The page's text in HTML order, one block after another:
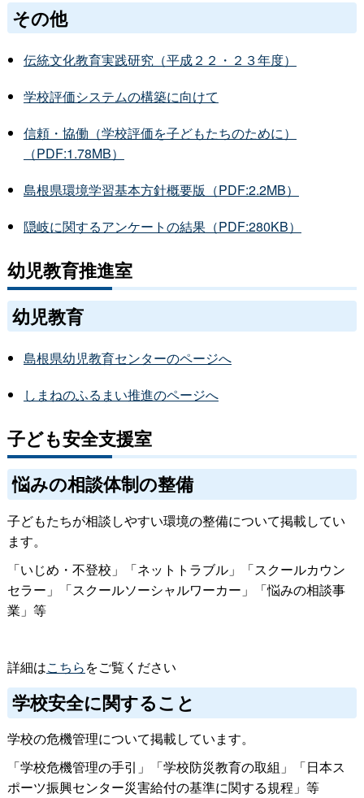
その他
伝統文化教育実践研究（平成２２・２３年度）
学校評価システムの構築に向けて
信頼・協働（学校評価を子どもたちのために）
（PDF:1.78MB）
島根県環境学習基本方針概要版（PDF:2.2MB）
隠岐に関するアンケートの結果（PDF:280KB）
幼児教育推進室
幼児教育
島根県幼児教育センターのページへ
しまねのふるまい推進のページへ
子ども安全支援室
悩みの相談体制の整備
子どもたちが相談しやすい環境の整備について掲載してい
ます。
「いじめ・不登校」「ネットトラブル」「スクールカウン
セラー」「スクールソーシャルワーカー」「悩みの相談事
業」等
詳細はこちらをご覧ください
学校安全に関すること
学校の危機管理について掲載しています。
「学校危機管理の手引」「学校防災教育の取組」「日本ス
ポーツ振興センター災害給付の基準に関する規程」等